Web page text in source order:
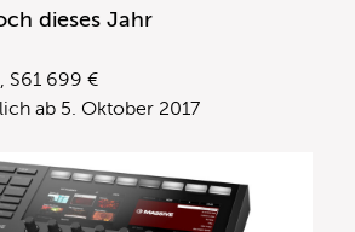
dieses Jahr
S61 699 €
ab 5. Oktober 2017